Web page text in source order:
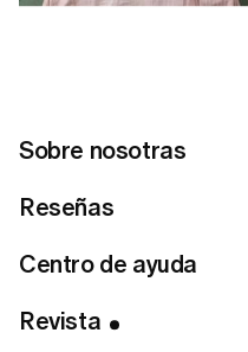
Sobre nosotras
Reseñas
Centro de ayuda
Revista
Tabla de Contenidos